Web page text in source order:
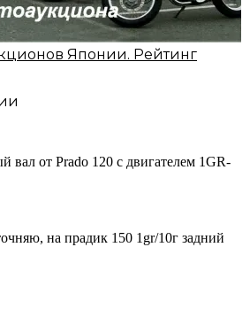
Японии. Рейтинг
вал от Prado 120 с двигателем 1GR-
на прадик 150 1gr/10г задний